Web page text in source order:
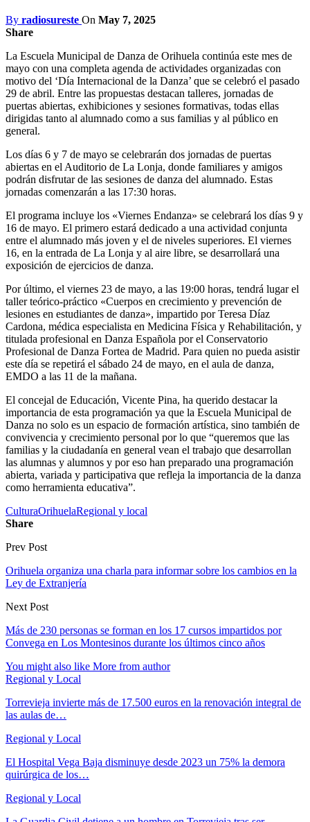
By radiosureste On May 7, 2025
Share
La Escuela Municipal de Danza de Orihuela continúa este mes de
mayo con una completa agenda de actividades organizadas con
motivo del ‘Día Internacional de la Danza’ que se celebró el pasado
29 de abril. Entre las propuestas destacan talleres, jornadas de
puertas abiertas, exhibiciones y sesiones formativas, todas ellas
dirigidas tanto al alumnado como a sus familias y al público en
general.
Los días 6 y 7 de mayo se celebrarán dos jornadas de puertas
abiertas en el Auditorio de La Lonja, donde familiares y amigos
podrán disfrutar de las sesiones de danza del alumnado. Estas
jornadas comenzarán a las 17:30 horas.
El programa incluye los «Viernes Endanza» se celebrará los días 9 y
16 de mayo. El primero estará dedicado a una actividad conjunta
entre el alumnado más joven y el de niveles superiores. El viernes
16, en la entrada de La Lonja y al aire libre, se desarrollará una
exposición de ejercicios de danza.
Por último, el viernes 23 de mayo, a las 19:00 horas, tendrá lugar el
taller teórico-práctico «Cuerpos en crecimiento y prevención de
lesiones en estudiantes de danza», impartido por Teresa Díaz
Cardona, médica especialista en Medicina Física y Rehabilitación, y
titulada profesional en Danza Española por el Conservatorio
Profesional de Danza Fortea de Madrid. Para quien no pueda asistir
este día se repetirá el sábado 24 de mayo, en el aula de danza,
EMDO a las 11 de la mañana.
El concejal de Educación, Vicente Pina, ha querido destacar la
importancia de esta programación ya que la Escuela Municipal de
Danza no solo es un espacio de formación artística, sino también de
convivencia y crecimiento personal por lo que “queremos que las
familias y la ciudadanía en general vean el trabajo que desarrollan
las alumnas y alumnos y por eso han preparado una programación
abierta, variada y participativa que refleja la importancia de la danza
como herramienta educativa”.
CulturaOrihuelaRegional y local
Share
Prev Post
Orihuela organiza una charla para informar sobre los cambios en la
Ley de Extranjería
Next Post
Más de 230 personas se forman en los 17 cursos impartidos por
Convega en Los Montesinos durante los últimos cinco años
You might also like More from author
Regional y Local
Torrevieja invierte más de 17.500 euros en la renovación integral de
las aulas de…
Regional y Local
El Hospital Vega Baja disminuye desde 2023 un 75% la demora
quirúrgica de los…
Regional y Local